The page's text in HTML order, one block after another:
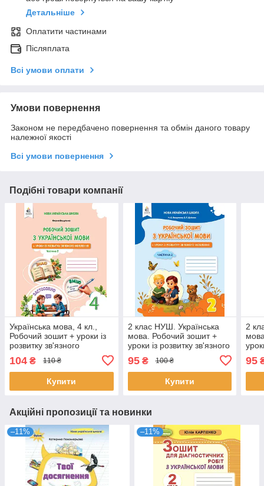
Детальніше
Оплатити частинами
Післяплата
Всі умови оплати
Умови повернення
Законом не передбачено повернення та обмін даного товару
належної якості
Всі умови повернення
Подібні товари компанії
Українська мова, 4 кл.,
Робочий зошит + уроки із
розвитку зв'язного
Вашуленко М.С. / ОСВІТА
104 ₴ 110 ₴
Купити
2 клас НУШ. Українська
мова. Робочий зошит +
уроки із розвитку зв'язного
(Вашуленко М.
95₴ 100 ₴
Купити
2
95
Акційні пропозиції та новинки
–11% –11%